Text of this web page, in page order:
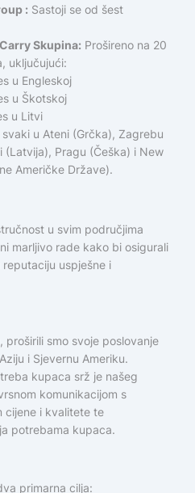
: Sastoji se od šest
Skupina: Prošireno na 20
uključujući:
u Engleskoj
u Škotskoj
u Litvi
svaki u Ateni (Grčka), Zagrebu
(Latvija), Pragu (Češka) i New
Američke Države).
u svim područjima
marljivo rade kako bi osigurali
uspješne i
proširili smo svoje poslovanje
i Sjevernu Ameriku.
kupaca srž je našeg
komunikacijom s
cijene i kvalitete te
potrebama kupaca.
primarna cilja: